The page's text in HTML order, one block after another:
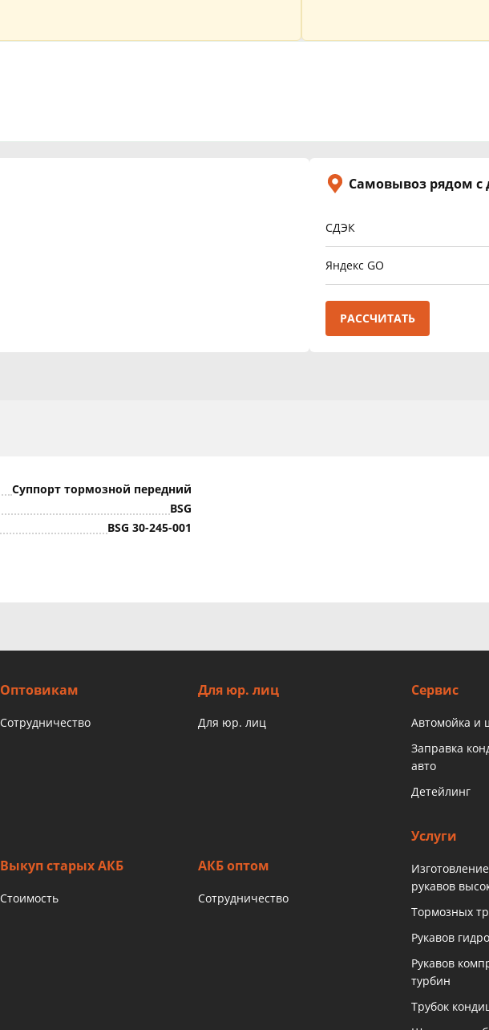
Самовывоз рядом
СДЭК
Яндекс GO
РАССЧИТАТЬ
Суппорт тормозной передний
BSG
BSG 30-245-001
Оптовикам
Сотрудничество
Для юр. лиц
Для юр. лиц
Выкуп старых АКБ
Стоимость
АКБ оптом
Сотрудничество
Сервис
Автомойка и
Заправка
авто
Детейлинг
Услуги
рукавов
Тормозных
Рукавов
Рукавов
турбин
Трубок